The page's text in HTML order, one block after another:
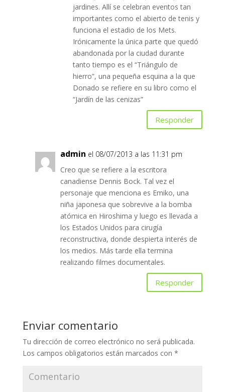
jardines. Allí se celebran eventos tan
importantes como el abierto de tenis y
funciona el estadio de los Mets.
Irónicamente la única parte que quedó
abandonada por la ciudad durante
tanto tiempo es el “Triángulo de
hierro”, una pequeña esquina a la que
Donado se refiere en su libro como el
“Jardín de las cenizas”
Responder
admin el 08/07/2013 a las 11:31 pm
Creo que se refiere a la escritora
canadiense Dennis Bock. Tal vez el
personaje que menciona es Emiko, una
niña japonesa que sobrevive a la bomba
atómica en Hiroshima y luego es llevada a
los Estados Unidos para cirugía
reconstructiva, donde despierta interés de
los medios. Más tarde ella termina
realizando filmes documentales.
Responder
Enviar comentario
Tu dirección de correo electrónico no será publicada.
Los campos obligatorios están marcados con *